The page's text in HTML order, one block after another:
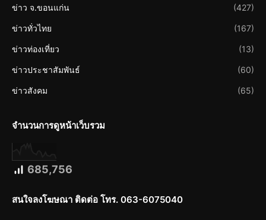
ข่าว จ.ขอนแก่น (427)
ข่าวทั่วไทย (167)
ข่าวท่องเที่ยว (13)
ข่าวประชาสัมพันธ์ (60)
ข่าวสังคม (65)
จำนวนการดูหน้าเว็บรวม
685,756
สนใจลงโฆษณา ติดต่อ โทร. 063-6075040